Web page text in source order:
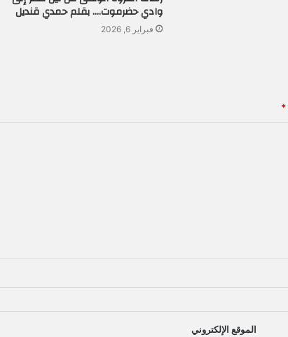
وادي حضرموت…. بقلم حمدي قنديل
فبراير 6, 2026
*
الموقع الإلكتروني